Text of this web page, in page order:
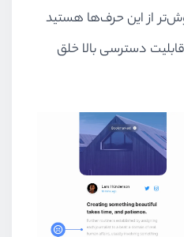
از این حرف‌ها هستید
دسترسی بالا خلق